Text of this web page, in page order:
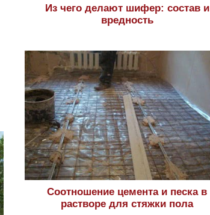
Из чего делают шифер: состав и
вредность
Соотношение цемента и песка в
растворе для стяжки пола